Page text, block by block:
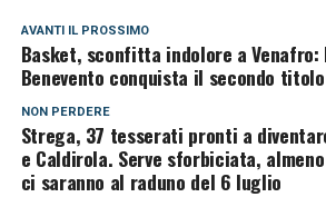
AVANTI IL ​​PROSSIMO
Basket, sconfitta indolore a Venafro:
Benevento conquista il secondo
NON PERDERE
Strega, 37 tesserati pronti a
e Caldirola. Serve sforbiciata,
ci saranno al raduno del 6 luglio